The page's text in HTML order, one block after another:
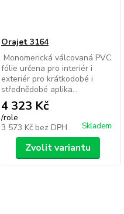
Orajet 3164
Monomerická válcovaná PVC
fólie určena pro interiér i
exteriér pro krátkodobé i
střednědobé aplika...
4 323 Kč
/role
3 573 Kč bez DPH Skladem
Zvolit variantu